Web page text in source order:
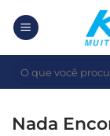
Nada